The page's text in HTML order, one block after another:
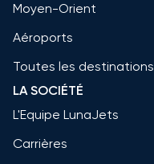
Moyen-Orient
Aéroports
Toutes les destinations
LA SOCIÉTÉ
L'Equipe LunaJets
Carrières